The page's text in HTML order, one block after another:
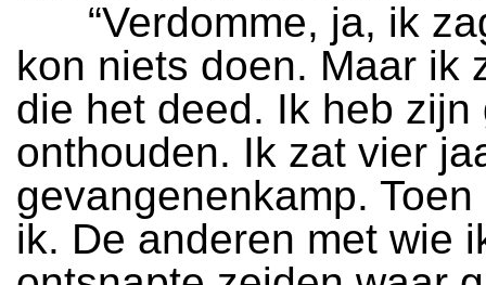
“Verdomme, ja, ik
kon niets doen. Maar ik
die het deed. Ik heb zijn
onthouden. Ik zat vier
gevangenenkamp.
ik. De anderen met wie